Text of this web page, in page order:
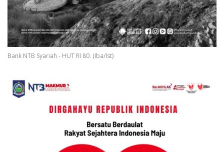
Bank NTB Syariah - HUT RI 80. (Iba/Ist)